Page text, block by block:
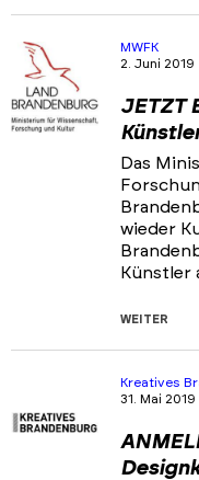
MWFK
2. Juni 2019
JETZT
Das
wieder
Künstler
WEITER
Kreatives
31. Mai 2019